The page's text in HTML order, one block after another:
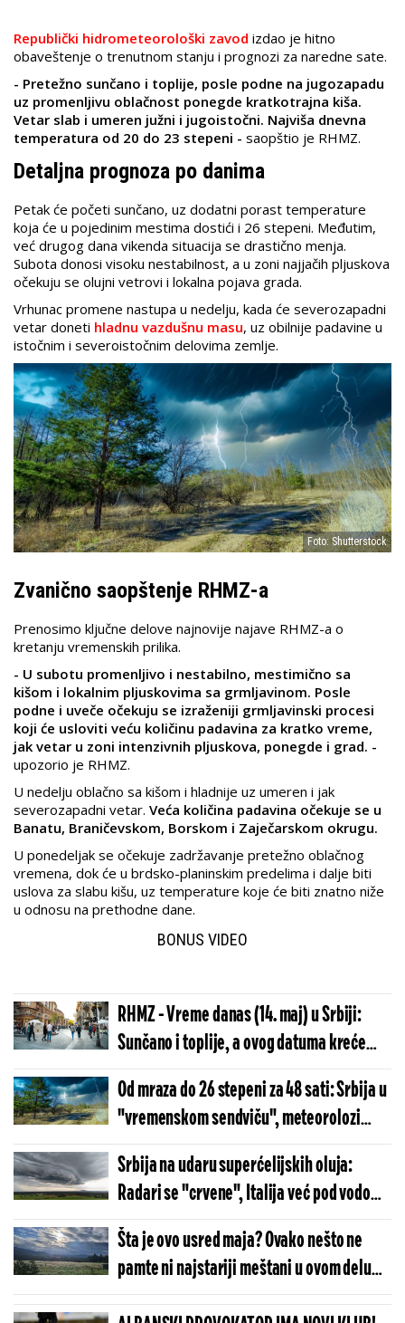
Republički hidrometeorološki zavod izdao je hitno
obaveštenje o trenutnom stanju i prognozi za naredne sate.
- Pretežno sunčano i toplije, posle podne na jugozapadu
uz promenljivu oblačnost ponegde kratkotrajna kiša.
Vetar slab i umeren južni i jugoistočni. Najviša dnevna
temperatura od 20 do 23 stepeni - saopštio je RHMZ.
Detaljna prognoza po danima
Petak će početi sunčano, uz dodatni porast temperature
koja će u pojedinim mestima dostići i 26 stepeni. Međutim,
već drugog dana vikenda situacija se drastično menja.
Subota donosi visoku nestabilnost, a u zoni najjačih pljuskova
očekuju se olujni vetrovi i lokalna pojava grada.
Vrhunac promene nastupa u nedelju, kada će severozapadni
vetar doneti hladnu vazdušnu masu, uz obilnije padavine u
istočnim i severoistočnim delovima zemlje.
Foto: Shutterstock
Zvanično saopštenje RHMZ-a
Prenosimo ključne delove najnovije najave RHMZ-a o
kretanju vremenskih prilika.
- U subotu promenljivo i nestabilno, mestimično sa
kišom i lokalnim pljuskovima sa grmljavinom. Posle
podne i uveče očekuju se izraženiji grmljavinski procesi
koji će usloviti veću količinu padavina za kratko vreme,
jak vetar u zoni intenzivnih pljuskova, ponegde i grad. -
upozorio je RHMZ.
U nedelju oblačno sa kišom i hladnije uz umeren i jak
severozapadni vetar. Veća količina padavina očekuje se u
Banatu, Braničevskom, Borskom i Zaječarskom okrugu.
U ponedeljak se očekuje zadržavanje pretežno oblačnog
vremena, dok će u brdsko-planinskim predelima i dalje biti
uslova za slabu kišu, uz temperature koje će biti znatno niže
u odnosu na prethodne dane.
BONUS VIDEO
RHMZ - Vreme danas (14. maj) u Srbiji:
Sunčano i toplije, a ovog datuma kreće
oluja, temperatura do 23 stepena
Od mraza do 26 stepeni za 48 sati: Srbija u
"vremenskom sendviču", meteorolozi
upozoravaju na superćeliju iz Italije!
Srbija na udaru superćelijskih oluja:
Radari se "crvene", Italija već pod vodom -
Evo kada haos stiže kod nas (FOTO)
Šta je ovo usred maja? Ovako nešto ne
pamte ni najstariji meštani u ovom delu
Srbije (FOTO)